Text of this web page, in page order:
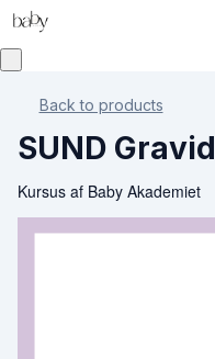
Back to products
SUND Gravid
Kursus af Baby Akademiet